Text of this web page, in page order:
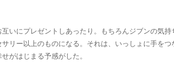
いにプレゼントしあったり。もちろんジブンの気
リー以上のものになる。それは、いっしょに手を
がはじまる予感がした。